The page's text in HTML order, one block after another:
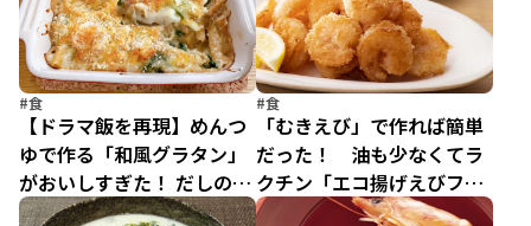
#食
【ドラマ飯を再現】めんつ
ゆで作る「和風グラタン」
がおいしすぎた！ だしのう
まみは洋食とも相性◎
#食
「むきえび」で作れば簡単
だった！ 油も少なくてラ
クチン「エコ揚げえびフラ
イ」